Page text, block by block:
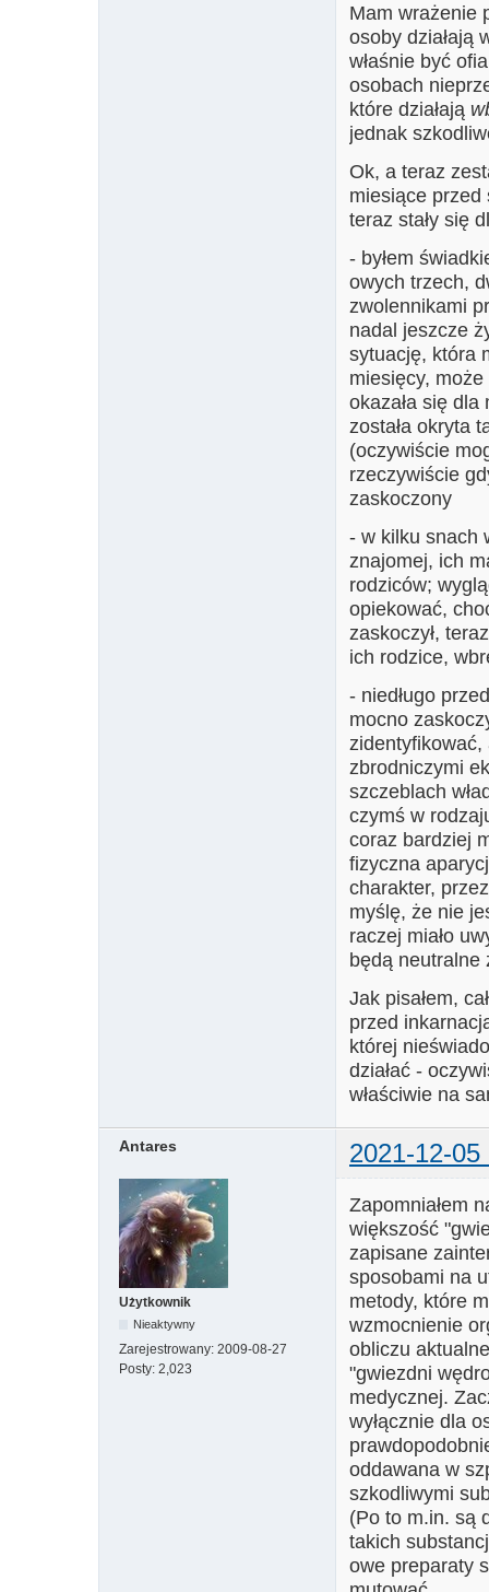
Mam wrażenie
osoby działają
właśnie być
osobach
które działają
jednak
Ok, a teraz
miesiące przed
teraz stały się
- byłem
owych trzech,
zwolennikami
nadal jeszcze
sytuację, która
miesięcy,
okazała się
została okryta
(oczywiście
rzeczywiście
zaskoczony
- w kilku snach
znajomej, ich
rodziców;
opiekować,
zaskoczył,
ich rodzice,
- niedługo
mocno
zidentyfikować,
zbrodniczymi
szczeblach
czymś w
coraz bardziej
fizyczna
charakter,
myślę, że nie
raczej miało
będą neutralne
Jak pisałem,
przed
której
działać -
właściwie na
Antares 2021-12-05
Użytkownik
Nieaktywny
Zarejestrowany: 2009-08-27
Posty: 2,023
Zapomniałem
większość
zapisane
sposobami na
metody, które
wzmocnienie
obliczu
"gwiezdni
medycznej.
wyłącznie dla
oddawana w
szkodliwymi
(Po to m.in. są
takich
owe preparaty